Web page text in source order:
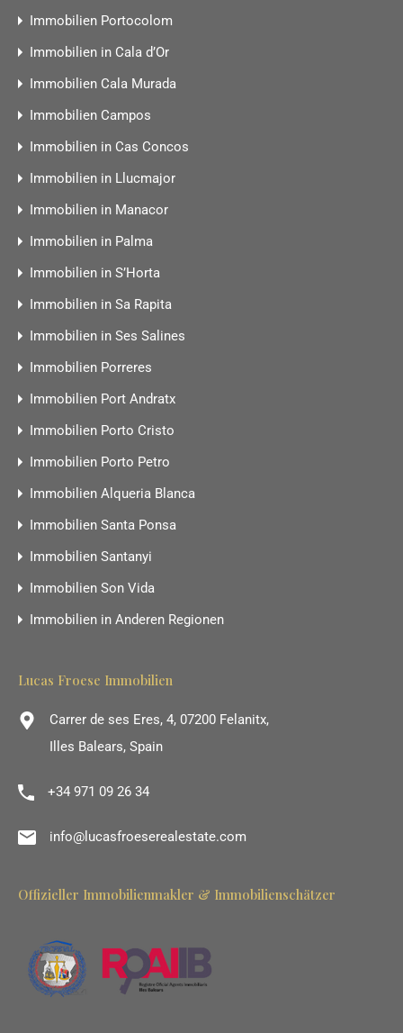
Immobilien Portocolom
Immobilien in Cala d’Or
Immobilien Cala Murada
Immobilien Campos
Immobilien in Cas Concos
Immobilien in Llucmajor
Immobilien in Manacor
Immobilien in Palma
Immobilien in S’Horta
Immobilien in Sa Rapita
Immobilien in Ses Salines
Immobilien Porreres
Immobilien Port Andratx
Immobilien Porto Cristo
Immobilien Porto Petro
Immobilien Alqueria Blanca
Immobilien Santa Ponsa
Immobilien Santanyi
Immobilien Son Vida
Immobilien in Anderen Regionen
Lucas Froese Immobilien
Carrer de ses Eres, 4, 07200 Felanitx,
Illes Balears, Spain
+34 971 09 26 34
info@lucasfroeserealestate.com
Offizieller Immobilienmakler & Immobilienschätzer